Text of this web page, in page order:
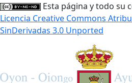
Esta página y todo su
Licencia Creative Commons
SinDerivadas 3.0 Unported